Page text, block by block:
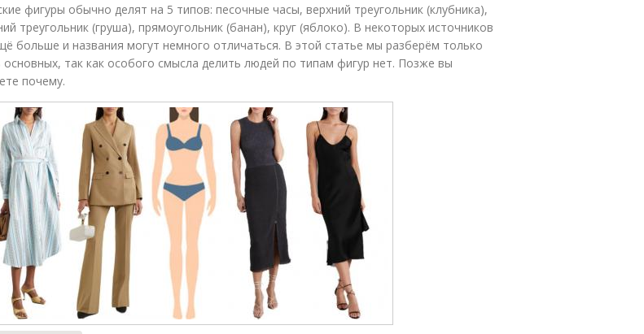
фигуры обычно делят на 5 типов: песочные часы, верхний треугольник (клубника),
треугольник (груша), прямоугольник (банан), круг (яблоко). В некоторых источников
больше и названия могут немного отличаться. В этой статье мы разберём только
основных, так как особого смысла делить людей по типам фигур нет. Позже вы
почему.